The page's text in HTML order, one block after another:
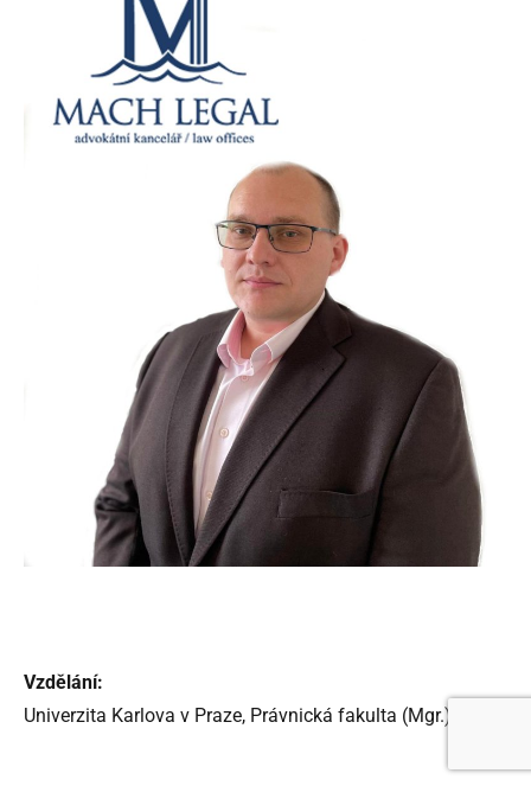
Vzdělání:
Univerzita Karlova v Praze, Právnická fakulta (Mgr.)